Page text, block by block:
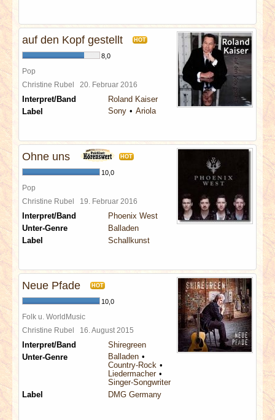
auf den Kopf gestellt HOT
8,0
Pop
Christine Rubel 20. Februar 2016
Interpret/Band
Roland Kaiser
Label
Sony Ariola
Ohne uns HOT
10,0
Pop
Christine Rubel 19. Februar 2016
Interpret/Band
Phoenix West
Unter-Genre
Balladen
Label
Schallkunst
Neue Pfade HOT
10,0
Folk u. WorldMusic
Christine Rubel 16. August 2015
Interpret/Band
Shiregreen
Unter-Genre
Balladen
Country-Rock
Liedermacher
Singer-Songwriter
Label
DMG Germany